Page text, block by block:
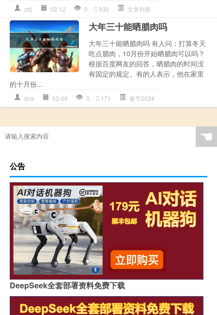
zdj 02-12 0 930 文章列表
大年三十能晒腊肉吗
大年三十能晒腊肉吗 有人问：打算冬天
吃点腊肉，10月份开始晒腊肉可以吗？
根据百度网友的回答，晒腊肉的时间没
有固定的规定。有的人表示，他在家里
的十月份...
dns 02-06 0 171 春节2024
☚
公告
DeepSeek全套部署资料免费下载